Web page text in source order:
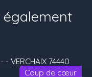
également
Coup de cœur